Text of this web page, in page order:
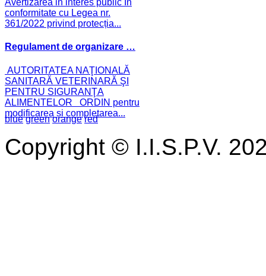
Avertizarea in interes public În
conformitate cu Legea nr.
361/2022 privind protecția...
Regulament de organizare …
AUTORITATEA NAŢIONALĂ
SANITARĂ VETERINARĂ ŞI
PENTRU SIGURANŢA
ALIMENTELOR ORDIN pentru
modificarea și completarea...
blue green orange red
Copyright © I.I.S.P.V.